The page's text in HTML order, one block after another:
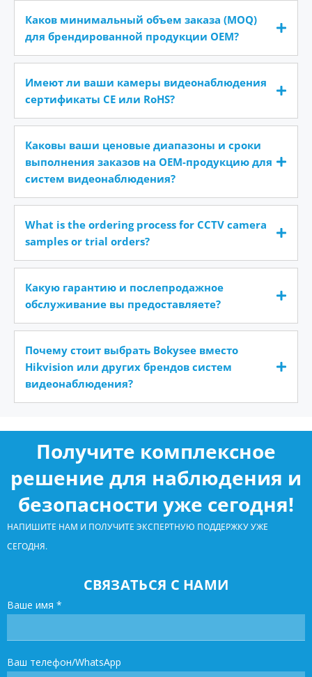
Каков минимальный объем заказа (MOQ)
для брендированной продукции OEM?
Имеют ли ваши камеры видеонаблюдения
сертификаты CE или RoHS?
Каковы ваши ценовые диапазоны и сроки
выполнения заказов на OEM-продукцию для
систем видеонаблюдения?
What is the ordering process for CCTV camera
samples or trial orders?
Какую гарантию и послепродажное
обслуживание вы предоставляете?
Почему стоит выбрать Bokysee вместо
Hikvision или других брендов систем
видеонаблюдения?
Получите комплексное
решение для наблюдения и
безопасности уже сегодня!
НАПИШИТЕ НАМ И ПОЛУЧИТЕ ЭКСПЕРТНУЮ ПОДДЕРЖКУ УЖЕ
СЕГОДНЯ.
СВЯЗАТЬСЯ С НАМИ
Ваше имя *
Ваш телефон/WhatsApp